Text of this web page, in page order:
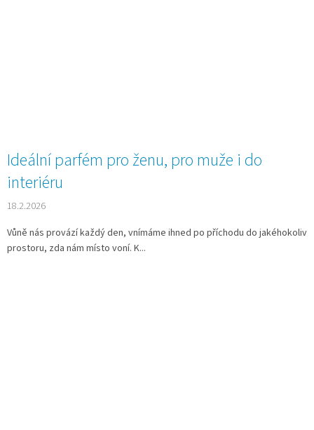
Ideální parfém pro ženu, pro muže i do
interiéru
18.2.2026
Vůně nás provází každý den, vnímáme ihned po příchodu do jakéhokoliv
prostoru, zda nám místo voní. K...